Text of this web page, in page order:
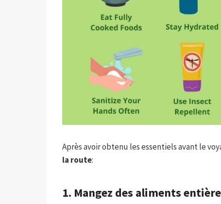
Après avoir obtenu les essentiels avant le
la route:
1. Mangez des aliments